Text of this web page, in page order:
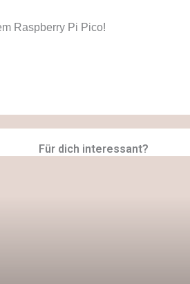
Raspberry Pi Pico!
Für dich interessant?